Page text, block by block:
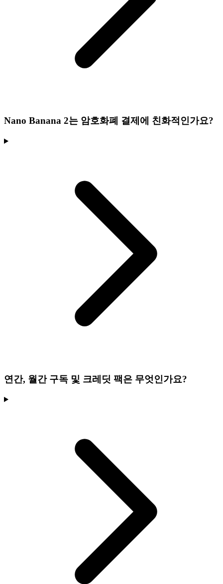
Nano Banana 2는 암호화폐 결제에 친화적인가요?
연간, 월간 구독 및 크레딧 팩은 무엇인가요?